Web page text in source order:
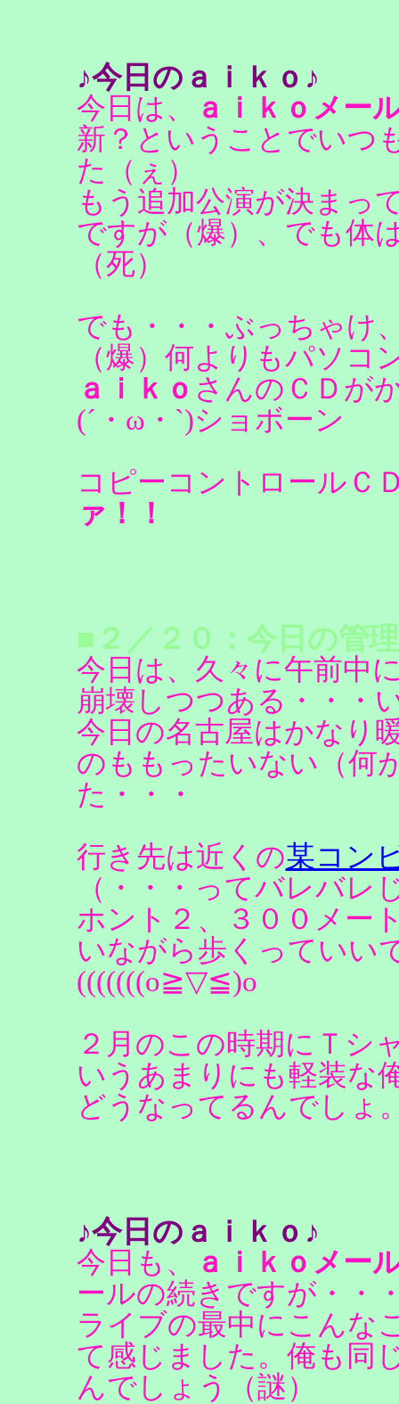
♪今日のａｉｋｏ♪
今日は、
ａｉｋｏメー
新？ということでいつ
た（ぇ）
もう追加公演が決まっ
ですが（爆）、でも体
（死）
でも・・・ぶっちゃけ
（爆）何よりもパソコ
ａｉｋｏ さんのＣＤが
(´・ω・`)ショボーン
コピーコントロールＣ
ァ！！
■２／２０：今日の管
今日は、久々に午前中
崩壊しつつある・・・
今日の名古屋はかなり
のももったいない（何
た・・・
行き先は近くの某コン
（・・・ってバレバレ
ホント２、３００メー
いながら歩くってい
(((((((o≧▽≦)o
２月のこの時期にＴシ
いうあまりにも軽装な
どうなってるんでしょ
♪今日のａｉｋｏ♪
今日も、
ａｉｋｏメー
ールの続きですが・・
ライブの最中にこんな
て感じました。俺も同
んでしょう（謎）